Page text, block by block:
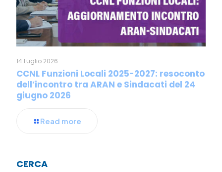
14 Luglio 2026
CCNL Funzioni Locali 2025-2027: resoconto
dell’incontro tra ARAN e Sindacati del 24
giugno 2026
Read more
CERCA